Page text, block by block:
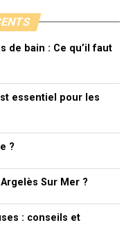
de bain : Ce qu’il faut
essentiel pour les
?
Sur Mer ?
: conseils et